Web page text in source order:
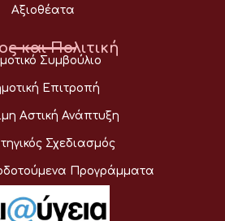
Αξιοθέατα
και Πολιτική
Συμβούλιο
Επιτροπή
Αστική Ανάπτυξη
Σχεδιασμός
Προγράμματα